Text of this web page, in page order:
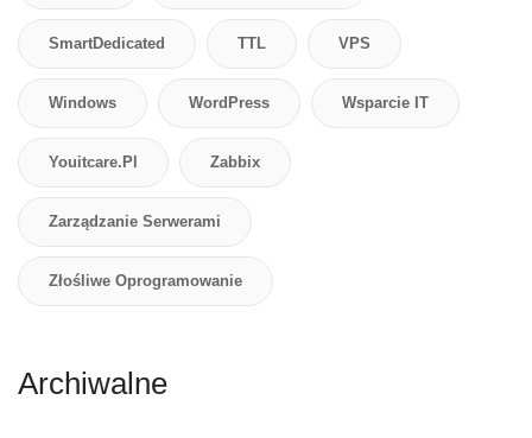
SmartDedicated TTL VPS
Windows WordPress Wsparcie IT
Youitcare.pl Zabbix
Zarządzanie Serwerami
Złośliwe Oprogramowanie
Archiwalne